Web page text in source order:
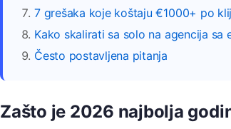
7 grešaka koje koštaju €1000+ po
Kako skalirati sa solo na agencija sa
Često postavljena pitanja
Zašto je 2026 najbolja